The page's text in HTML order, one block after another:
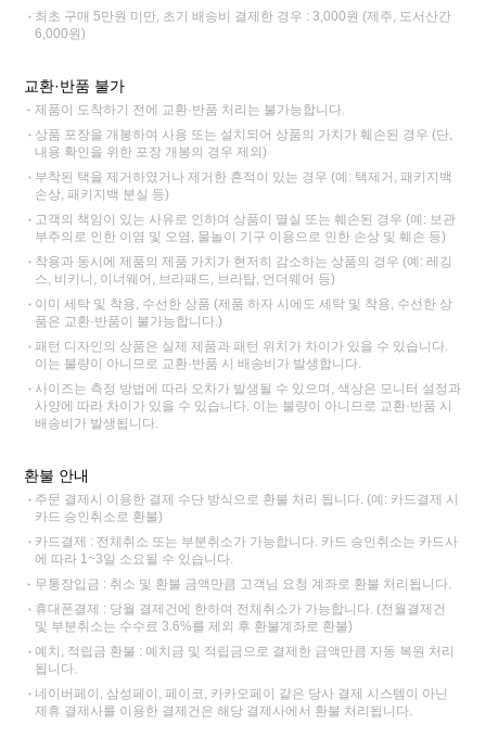
최초 구매 5만원 미만, 초기 배송비 결제한 경우 : 3,000원 (제주, 도서산간
6,000원)
교환·반품 불가
제품이 도착하기 전에 교환·반품 처리는 불가능합니다.
상품 포장을 개봉하여 사용 또는 설치되어 상품의 가치가 훼손된 경우 (단,
내용 확인을 위한 포장 개봉의 경우 제외)
부착된 택을 제거하였거나 제거한 흔적이 있는 경우 (예: 택제거, 패키지백
손상, 패키지백 분실 등)
고객의 책임이 있는 사유로 인하여 상품이 멸실 또는 훼손된 경우 (예: 보관
부주의로 인한 이염 및 오염, 물놀이 기구 이용으로 인한 손상 및 훼손 등)
착용과 동시에 제품의 제품 가치가 현저히 감소하는 상품의 경우 (예: 레깅
스, 비키니, 이너웨어, 브라패드, 브라탑, 언더웨어 등)
이미 세탁 및 착용, 수선한 상품 (제품 하자 시에도 세탁 및 착용, 수선한 상
품은 교환·반품이 불가능합니다.)
패턴 디자인의 상품은 실제 제품과 패턴 위치가 차이가 있을 수 있습니다.
이는 불량이 아니므로 교환·반품 시 배송비가 발생합니다.
사이즈는 측정 방법에 따라 오차가 발생될 수 있으며, 색상은 모니터 설정과
사양에 따라 차이가 있을 수 있습니다. 이는 불량이 아니므로 교환·반품 시
배송비가 발생됩니다.
환불 안내
주문 결제시 이용한 결제 수단 방식으로 환불 처리 됩니다. (예: 카드결제 시
카드 승인취소로 환불)
카드결제 : 전체취소 또는 부분취소가 가능합니다. 카드 승인취소는 카드사
에 따라 1~3일 소요될 수 있습니다.
무통장입금 : 취소 및 환불 금액만큼 고객님 요청 계좌로 환불 처리됩니다.
휴대폰결제 : 당월 결제건에 한하여 전체취소가 가능합니다. (전월결제건
및 부분취소는 수수료 3.6%를 제외 후 환불계좌로 환불)
예치, 적립금 환불 : 예치금 및 적립금으로 결제한 금액만큼 자동 복원 처리
됩니다.
네이버페이, 삼성페이, 페이코, 카카오페이 같은 당사 결제 시스템이 아닌
제휴 결제사를 이용한 결제건은 해당 결제사에서 환불 처리됩니다.